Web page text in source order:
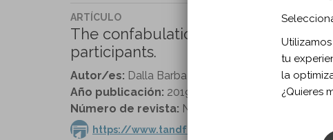
ARTÍCULO
The confabulation battery:
participants.
Autor/es: Dalla Barba G, Guerin B, Brazzarola M,
Año publicación: 2019
Número de revista: Neuropsychological
https://www.tandfonline.com/doi/full/10.1080/
tu
la
¿Quieres